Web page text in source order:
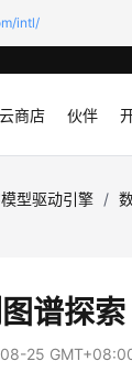
intl/
云商店 伙伴
型驱动引擎 /
谱探索
25